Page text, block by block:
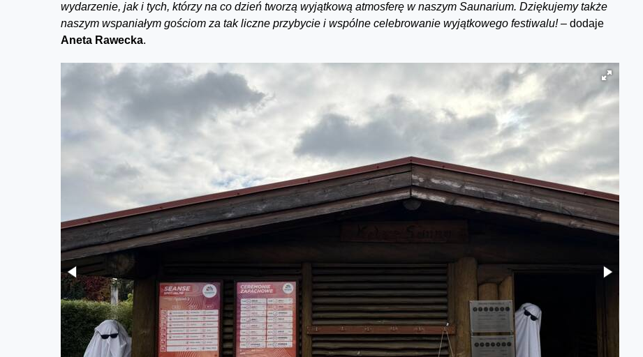
wydarzenie, jak i tych, którzy na co dzień tworzą wyjątkową atmosferę w naszym Saunarium. Dziękujemy także
naszym wspaniałym gościom za tak liczne przybycie i wspólne celebrowanie wyjątkowego festiwalu! – dodaje
Aneta Rawecka.